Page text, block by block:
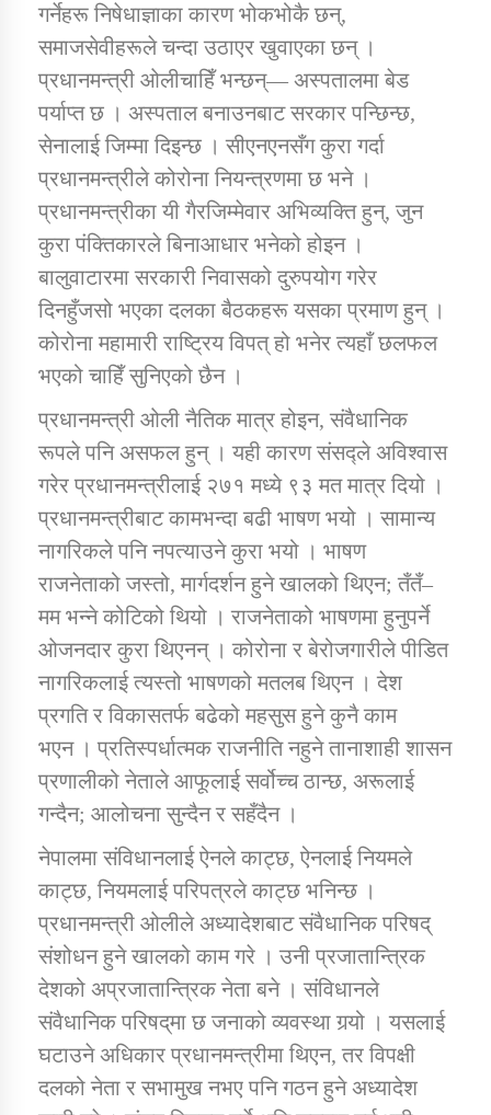
गर्नेहरू निषेधाज्ञाका कारण भोकभोकै छन्,
समाजसेवीहरूले चन्दा उठाएर खुवाएका छन् ।
प्रधानमन्त्री ओलीचाहिँ भन्छन्— अस्पतालमा बेड
पर्याप्त छ । अस्पताल बनाउनबाट सरकार पन्छिन्छ,
सेनालाई जिम्मा दिइन्छ । सीएनएनसँग कुरा गर्दा
प्रधानमन्त्रीले कोरोना नियन्त्रणमा छ भने ।
प्रधानमन्त्रीका यी गैरजिम्मेवार अभिव्यक्ति हुन्, जुन
कुरा पंक्तिकारले बिनाआधार भनेको होइन ।
बालुवाटारमा सरकारी निवासको दुरुपयोग गरेर
दिनहुँजसो भएका दलका बैठकहरू यसका प्रमाण हुन् ।
कोरोना महामारी राष्ट्रिय विपत् हो भनेर त्यहाँ छलफल
भएको चाहिँ सुनिएको छैन ।
प्रधानमन्त्री ओली नैतिक मात्र होइन, संवैधानिक
रूपले पनि असफल हुन् । यही कारण संसद्ले अविश्वास
गरेर प्रधानमन्त्रीलाई २७१ मध्ये ९३ मत मात्र दियो ।
प्रधानमन्त्रीबाट कामभन्दा बढी भाषण भयो । सामान्य
नागरिकले पनि नपत्याउने कुरा भयो । भाषण
राजनेताको जस्तो, मार्गदर्शन हुने खालको थिएन; तँतँ–
मम भन्ने कोटिको थियो । राजनेताको भाषणमा हुनुपर्ने
ओजनदार कुरा थिएनन् । कोरोना र बेरोजगारीले पीडित
नागरिकलाई त्यस्तो भाषणको मतलब थिएन । देश
प्रगति र विकासतर्फ बढेको महसुस हुने कुनै काम
भएन । प्रतिस्पर्धात्मक राजनीति नहुने तानाशाही शासन
प्रणालीको नेताले आफूलाई सर्वोच्च ठान्छ, अरूलाई
गन्दैन; आलोचना सुन्दैन र सहँदैन ।
नेपालमा संविधानलाई ऐनले काट्छ, ऐनलाई नियमले
काट्छ, नियमलाई परिपत्रले काट्छ भनिन्छ ।
प्रधानमन्त्री ओलीले अध्यादेशबाट संवैधानिक परिषद्
संशोधन हुने खालको काम गरे । उनी प्रजातान्त्रिक
देशको अप्रजातान्त्रिक नेता बने । संविधानले
संवैधानिक परिषद्‌मा छ जनाको व्यवस्था गर्‍यो । यसलाई
घटाउने अधिकार प्रधानमन्त्रीमा थिएन, तर विपक्षी
दलको नेता र सभामुख नभए पनि गठन हुने अध्यादेश